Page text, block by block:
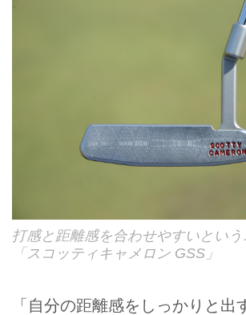
打感と距離感を合わせやすいとい
「スコッティキャメロン GSS」
「自分の距離感をしっかりと出